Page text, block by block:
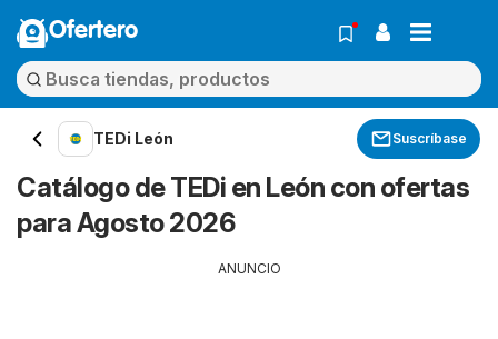
Ofertero
TEDi León Suscríbase
Catálogo de TEDi en León con ofertas
para Agosto 2026
ANUNCIO